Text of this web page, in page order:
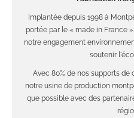
Implantée depuis 1998 à
portée par le « made in France
notre engagement
soutenir
Avec 80% de nos supports
notre usine de production
que possible avec des